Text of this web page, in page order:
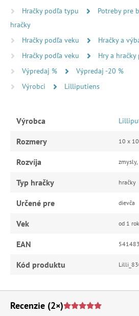
Hračky podľa typu Potreby pre
hračky
Hračky podľa veku
Hračky a
Hračky podľa veku
Hry a
Výpredaj %
Výpredaj -20 %
Výrobci
Lilliputiens
Výrobca
Rozmery 10 x
Rozvíja
Typ hračky hračky
Určené pre dievča
Vek od 1
EAN
Kód produktu
Recenzie (2×)